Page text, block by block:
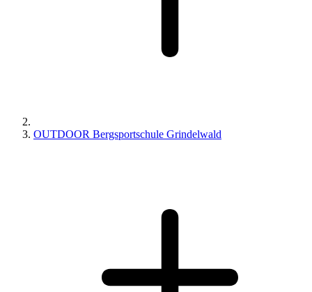
OUTDOOR Bergsportschule Grindelwald